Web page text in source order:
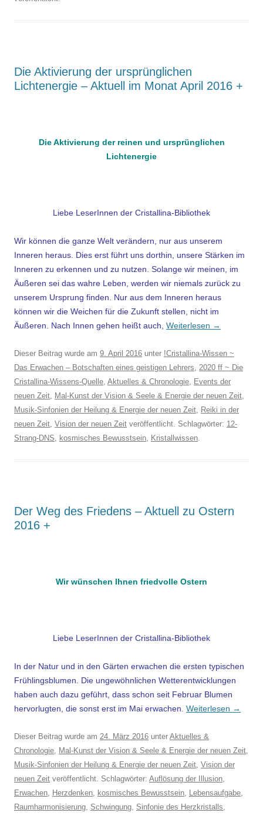
Die Aktivierung der ursprünglichen
Lichtenergie – Aktuell im Monat April 2016 +
Die Aktivierung der reinen und ursprünglichen
Lichtenergie
Liebe LeserInnen der Cristallina-Bibliothek
Wir können die ganze Welt verändern, nur aus unserem
Inneren heraus. Dies erst führt uns dorthin, unsere Stärken im
Inneren zu erkennen und zu nutzen. Solange wir meinen, im
Äußeren sei das wahre Leben, werden wir niemals zurück zu
unserem Ursprung finden. Nur aus dem Inneren heraus
können wir die Weichen für die Zukunft stellen, nicht im
Äußeren. Nach Innen gehen heißt auch, Weiterlesen →
Dieser Beitrag wurde am 9. April 2016 unter !Cristallina-Wissen ~
Das Erwachen – Botschaften eines geistigen Lehrers, 2020 ff ~ Die
Cristallina-Wissens-Quelle, Aktuelles & Chronologie, Events der
neuen Zeit, Mal-Kunst der Vision & Seele & Energie der neuen Zeit,
Musik-Sinfonien der Heilung & Energie der neuen Zeit, Reiki in der
neuen Zeit, Vision der neuen Zeit veröffentlicht. Schlagwörter: 12-
Strang-DNS, kosmisches Bewusstsein, Kristallwissen.
Der Weg des Friedens – Aktuell zu Ostern
2016 +
Wir wünschen Ihnen friedvolle Ostern
Liebe LeserInnen der Cristallina-Bibliothek
In der Natur und in den Gärten erwachen die ersten typischen
Frühlingsblumen. Die ungewöhnlichen Wetterentwicklungen
haben auch dazu geführt, dass schon seit Februar Blumen
hervorlugten, die sonst erst im Mai erwachen. Weiterlesen →
Dieser Beitrag wurde am 24. März 2016 unter Aktuelles &
Chronologie, Mal-Kunst der Vision & Seele & Energie der neuen Zeit,
Musik-Sinfonien der Heilung & Energie der neuen Zeit, Vision der
neuen Zeit veröffentlicht. Schlagwörter: Auflösung der Illusion,
Erwachen, Herzdenken, kosmisches Bewusstsein, Lebensaufgabe,
Raumharmonisierung, Schwingung, Sinfonie des Herzkristalls,